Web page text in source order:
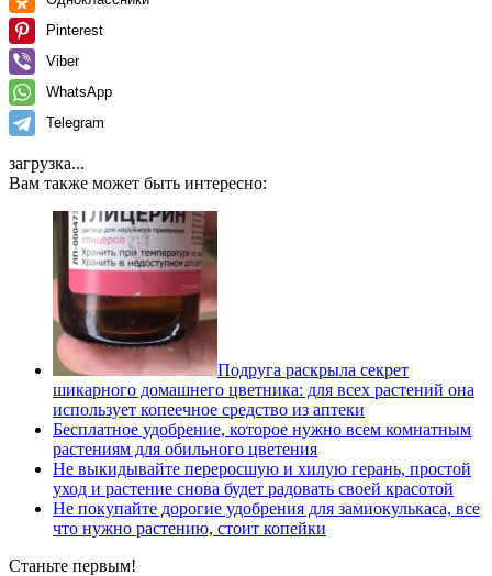
Pinterest
Viber
WhatsApp
Telegram
загрузка...
Вам также может быть интересно:
Подруга раскрыла секрет
шикарного домашнего цветника: для всех растений она
использует копеечное средство из аптеки
Бесплатное удобрение, которое нужно всем комнатным
растениям для обильного цветения
Не выкидывайте переросшую и хилую герань, простой
уход и растение снова будет радовать своей красотой
Не покупайте дорогие удобрения для замиокулькаса, все
что нужно растению, стоит копейки
Станьте первым!